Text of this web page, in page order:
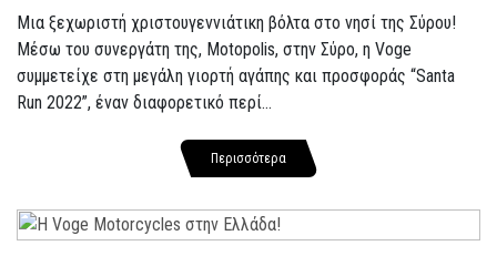
Μια ξεχωριστή χριστουγεννιάτικη βόλτα στο νησί της Σύρου!
Μέσω του συνεργάτη της, Motopolis, στην Σύρο, η Voge
συμμετείχε στη μεγάλη γιορτή αγάπης και προσφοράς “Santa
Run 2022”, έναν διαφορετικό περί...
Περισσότερα